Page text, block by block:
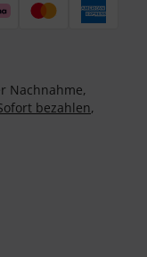
Nachnahme,
bezahlen,